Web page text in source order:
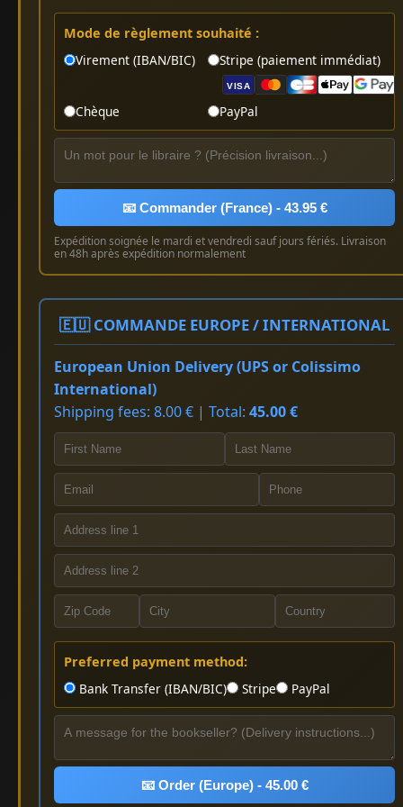
Mode de règlement souhaité :
Virement (IBAN/BIC)
Stripe (paiement immédiat)
VISA
Chèque PayPal
📧 Commander (France) - 43.95 €
Expédition soignée le mardi et vendredi sauf jours fériés. Livraison
en 48h après expédition normalement
🇪🇺 COMMANDE EUROPE / INTERNATIONAL
European Union Delivery (UPS or Colissimo
International)
Shipping fees: 8.00 € | Total: 45.00 €
Preferred payment method:
Bank Transfer (IBAN/BIC)
Stripe PayPal
📧 Order (Europe) - 45.00 €